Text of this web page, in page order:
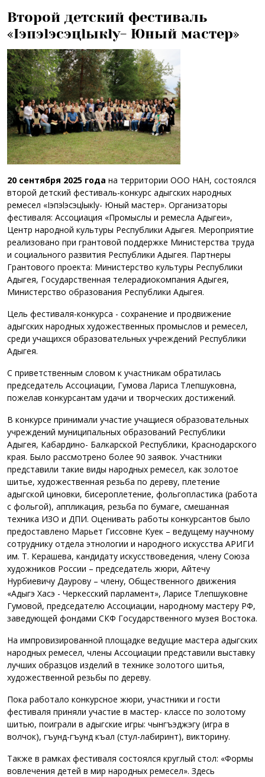
Второй детский фестиваль
«Iэпэlэсэцlыкlу- Юный мастер»
20 сентября 2025 года на территории ООО НАН, состоялся
второй детский фестиваль-конкурс адыгских народных
ремесел «Iэпэlэсэцlыкlу- Юный мастер». Организаторы
фестиваля: Ассоциация «Промыслы и ремесла Адыгеи»,
Центр народной культуры Республики Адыгея. Мероприятие
реализовано при грантовой поддержке Министерства труда
и социального развития Республики Адыгея. Партнеры
Грантового проекта: Министерство культуры Республики
Адыгея, Государственная телерадиокомпания Адыгея,
Министерство образования Республики Адыгея.
Цель фестиваля-конкурса - сохранение и продвижение
адыгских народных художественных промыслов и ремесел,
среди учащихся образовательных учреждений Республики
Адыгея.
С приветственным словом к участникам обратилась
председатель Ассоциации, Гумова Лариса Тлепшуковна,
пожелав конкурсантам удачи и творческих достижений.
В конкурсе принимали участие учащиеся образовательных
учреждений муниципальных образований Республики
Адыгея, Кабардино- Балкарской Республики, Краснодарского
края. Было рассмотрено более 90 заявок. Участники
представили такие виды народных ремесел, как золотое
шитье, художественная резьба по дереву, плетение
адыгской циновки, бисероплетение, фольгопластика (работа
с фольгой), аппликация, резьба по бумаге, смешанная
техника ИЗО и ДПИ. Оценивать работы конкурсантов было
предоставлено Марьет Гиссовне Куек – ведущему научному
сотруднику отдела этнологии и народного искусства АРИГИ
им. Т. Керашева, кандидату искусствоведения, члену Союза
художников России – председатель жюри, Айтечу
Нурбиевичу Даурову – члену, Общественного движения
«Адыгэ Хасэ - Черкесский парламент», Ларисе Тлепшуковне
Гумовой, председателю Ассоциации, народному мастеру РФ,
заведующей фондами СКФ Государственного музея Востока.
На импровизированной площадке ведущие мастера адыгских
народных ремесел, члены Ассоциации представили выставку
лучших образцов изделий в технике золотого шитья,
художественной резьбы по дереву.
Пока работало конкурсное жюри, участники и гости
фестиваля приняли участие в мастер- классе по золотому
шитью, поиграли в адыгские игры: чынгъэджэгу (игра в
волчок), гъунд-гъунд къал (стул-лабиринт), викторину.
Также в рамках фестиваля состоялся круглый стол: «Формы
вовлечения детей в мир народных ремесел». Здесь